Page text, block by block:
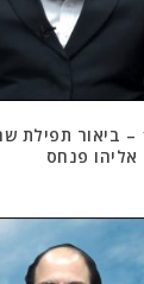
קבלה ותפילה 11 –
פנחס